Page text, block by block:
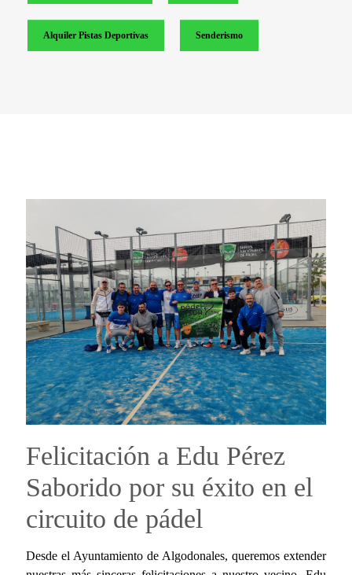
Alquiler Pistas Deportivas Senderismo
Felicitación a Edu Pérez
Saborido por su éxito en el
circuito de pádel
Desde el Ayuntamiento de Algodonales, queremos extender